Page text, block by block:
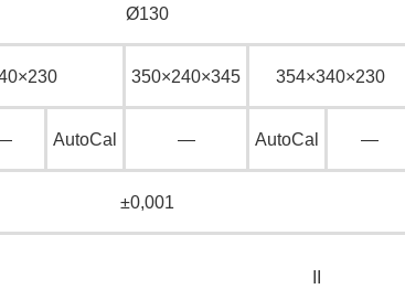
Ø130
350×240×345 354×340×230
AutoCal — AutoCal —
±0,001